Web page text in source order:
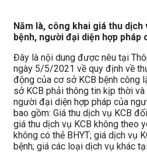
Năm là, công khai giá thu dịch
bệnh, người đại diện hợp pháp
Đây là nội dung được nêu tại
ngày 5/5/2021 về quy định về
động của cơ sở KCB bệnh công
sở KCB phải thông tin kịp thời
người đại diện hợp pháp của
bao gồm: Giá thu dịch vụ KCB
giá thu dịch vụ KCB không theo
không có thẻ BHYT; giá dịch vụ
bệnh; giá các loại dịch vụ khác